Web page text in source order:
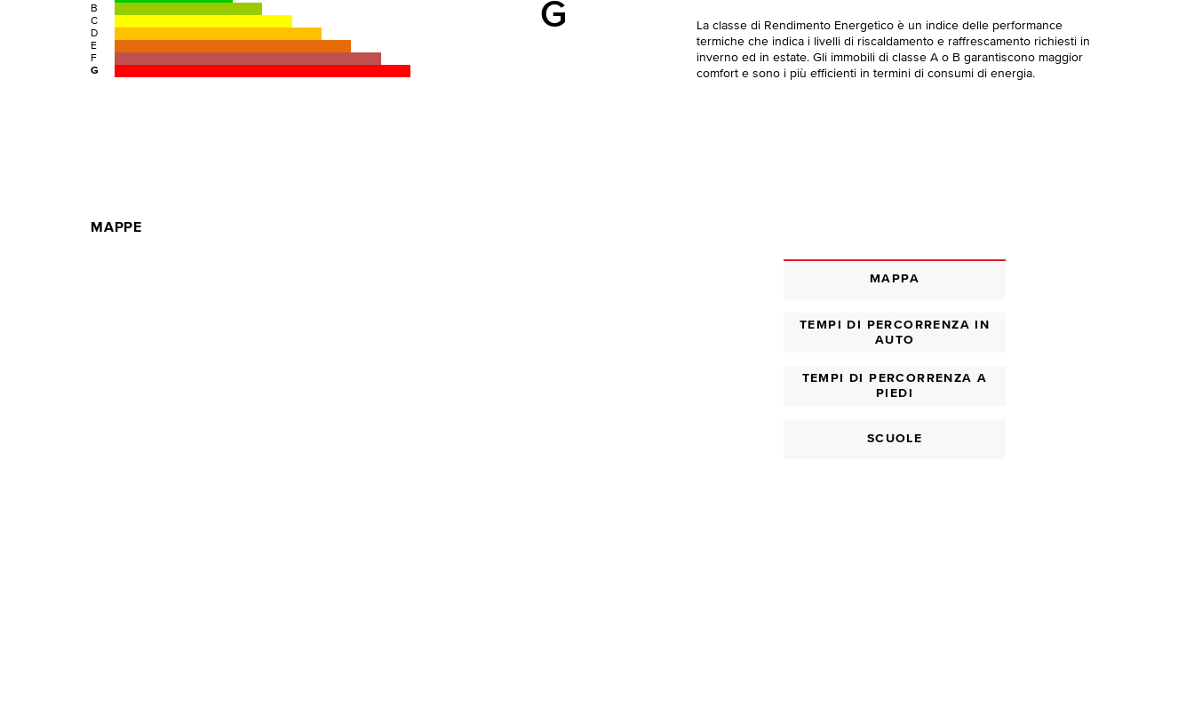
B
C
D
E
F
G
G
La classe di Rendimento Energetico è un indice delle performance
termiche che indica i livelli di riscaldamento e raffrescamento richiesti in
inverno ed in estate. Gli immobili di classe A o B garantiscono maggior
comfort e sono i più efficienti in termini di consumi di energia.
MAPPE
MAPPA
TEMPI DI PERCORRENZA IN
AUTO
TEMPI DI PERCORRENZA A
PIEDI
SCUOLE